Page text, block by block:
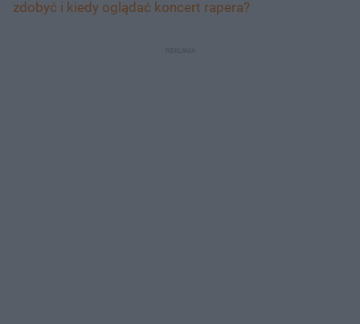
zdobyć i kiedy oglądać koncert rapera?